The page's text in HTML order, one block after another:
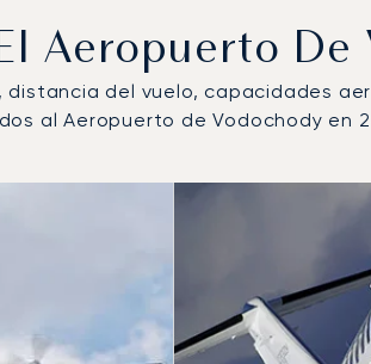
Aeropuerto De
del vuelo, capacidades
al Aeropuerto de Vodochody en
de vuelo en 2025